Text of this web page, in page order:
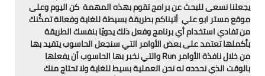
الربح من الانترنت
الحماية
يجعلنا نسعى للبحث عن برامج تقوم بهذه المهمة كن اليوم وعلى
موقع مستر ابو علي أتيناكم بطريقة بسيطة للغاية وفعالة تمكِّنك
من تفادي استخدام أي برنامج وفعل ذلك يدويًا بنفسك الطريقة
بأكملها تعتمد على بعض الأوامر التي سنجعل الحاسوب يتقيد بها
من خلال نافذة الأوامر Run والتي نخبر بها الحاسوب أن يفعلها
بالوقت الذي نحدده له نحن العملية بسيط للغاية ولا تحتاج منك